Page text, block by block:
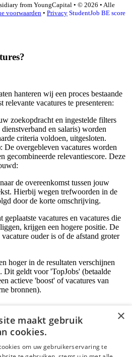
from YoungCapital • © 2026 • Alle
voorwaarden • Privacy StudentJob BE score
hanteren wij een proces bestaande
relevante vacatures te presenteren:
zoekopdracht en ingestelde filters
en salaris) worden
criteria voldoen, uitgesloten.
overgebleven vacatures worden
gecombineerde relevantiescore. Deze
de overeenkomst tussen jouw
Hierbij wegen trefwoorden in de
door de korte omschrijving.
vacatures en vacatures die
krijgen een hogere positie. De
ouder is of de afstand groter
hoger in de resultaten verschijnen
Dit geldt voor 'TopJobs' (betaalde
actieve 'boost' of vacatures van
bronnen).
×
maakt gebruik
cookies.
om uw gebruikerservaring te